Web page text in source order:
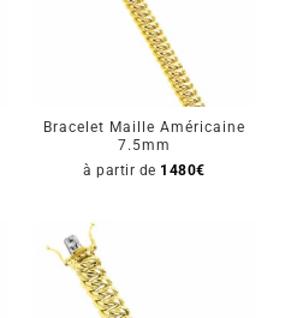
Bracelet Maille Américaine
7.5mm
à partir de 1480€